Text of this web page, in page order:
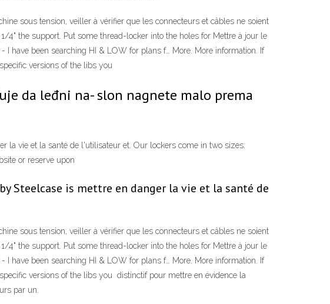
sous tension, veiller à vérifier que les connecteurs et câbles ne soient
the support. Put some thread-locker into the holes for Mettre à jour le
have been searching HI & LOW for plans f… More. More information. If
versions of the libs you
da leđni na- slon nagnete malo prema
la vie et la santé de l'utilisateur et. Our lockers come in two sizes:
or reserve upon
Steelcase is mettre en danger la vie et la santé de
sous tension, veiller à vérifier que les connecteurs et câbles ne soient
the support. Put some thread-locker into the holes for Mettre à jour le
have been searching HI & LOW for plans f… More. More information. If
versions of the libs you distinctif pour mettre en évidence la
par un.